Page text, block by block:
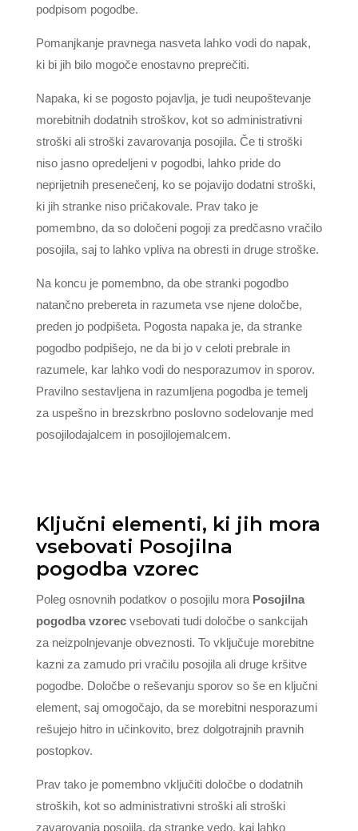
podpisom pogodbe.
Pomanjkanje pravnega nasveta lahko vodi do napak,
ki bi jih bilo mogoče enostavno preprečiti.
Napaka, ki se pogosto pojavlja, je tudi neupoštevanje
morebitnih dodatnih stroškov, kot so administrativni
stroški ali stroški zavarovanja posojila. Če ti stroški
niso jasno opredeljeni v pogodbi, lahko pride do
neprijetnih presenečenj, ko se pojavijo dodatni stroški,
ki jih stranke niso pričakovale. Prav tako je
pomembno, da so določeni pogoji za predčasno vračilo
posojila, saj to lahko vpliva na obresti in druge stroške.
Na koncu je pomembno, da obe stranki pogodbo
natančno prebereta in razumeta vse njene določbe,
preden jo podpišeta. Pogosta napaka je, da stranke
pogodbo podpišejo, ne da bi jo v celoti prebrale in
razumele, kar lahko vodi do nesporazumov in sporov.
Pravilno sestavljena in razumljena pogodba je temelj
za uspešno in brezskrbno poslovno sodelovanje med
posojilodajalcem in posojilojemalcem.
Ključni elementi, ki jih mora
vsebovati Posojilna
pogodba vzorec
Poleg osnovnih podatkov o posojilu mora Posojilna
pogodba vzorecvsebovati tudi določbe o sankcijah
za neizpolnjevanje obveznosti. To vključuje morebitne
kazni za zamudo pri vračilu posojila ali druge kršitve
pogodbe. Določbe o reševanju sporov so še en ključni
element, saj omogočajo, da se morebitni nesporazumi
rešujejo hitro in učinkovito, brez dolgotrajnih pravnih
postopkov.
Prav tako je pomembno vključiti določbe o dodatnih
stroških, kot so administrativni stroški ali stroški
zavarovanja posojila, da stranke vedo, kaj lahko